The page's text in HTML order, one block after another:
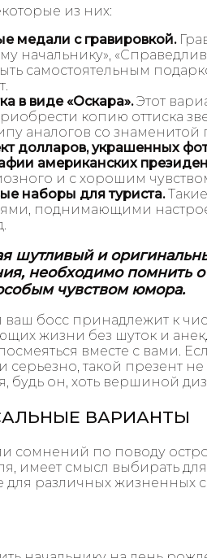
из них:
медали с гравировкой.
начальнику»,
самостоятельным
в виде «Оскара».Этот
копию оттиска
аналогов со знаменитой
долларов, украшенных
американских
и с хорошим
наборы для туриста.
поднимающими
шутливый и
необходимо помнить
чувством юмора.
ваш босс принадлежит к
жизни без шуток и
вместе с вами.
серьезно, такой презент
будь он, хоть вершиной
ВАРИАНТЫ
сомнений по поводу
имеет смысл выбирать
различных жизненных